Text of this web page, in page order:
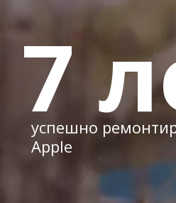
7
успешно
Apple